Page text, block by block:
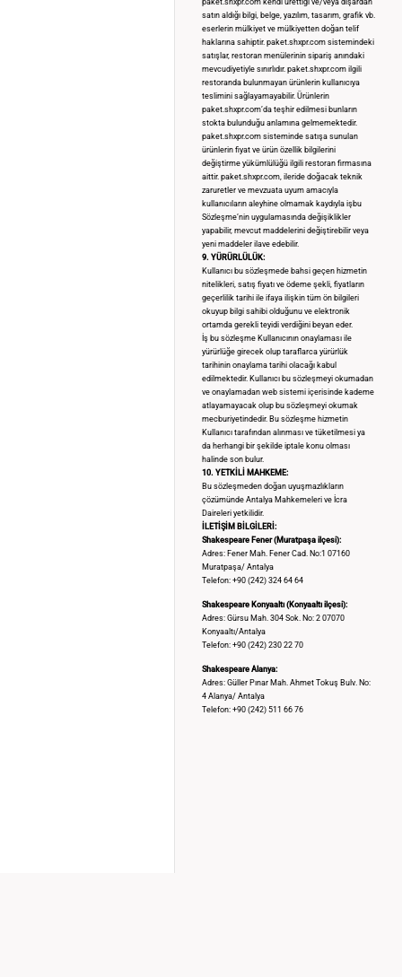
paket.shxpr.com kendi ürettiği ve/veya dışardan
satın aldığı bilgi, belge, yazılım, tasarım, grafik vb.
eserlerin mülkiyet ve mülkiyetten doğan telif
haklarına sahiptir. paket.shxpr.com sistemindeki
satışlar, restoran menülerinin sipariş anındaki
mevcudiyetiyle sınırlıdır. paket.shxpr.com ilgili
restoranda bulunmayan ürünlerin kullanıcıya
teslimini sağlayamayabilir. Ürünlerin
paket.shxpr.com’da teşhir edilmesi bunların
stokta bulunduğu anlamına gelmemektedir.
paket.shxpr.com sisteminde satışa sunulan
ürünlerin fiyat ve ürün özellik bilgilerini
değiştirme yükümlülüğü ilgili restoran firmasına
aittir. paket.shxpr.com, ileride doğacak teknik
zaruretler ve mevzuata uyum amacıyla
kullanıcıların aleyhine olmamak kaydıyla işbu
Sözleşme’nin uygulamasında değişiklikler
yapabilir, mevcut maddelerini değiştirebilir veya
yeni maddeler ilave edebilir.
9. YÜRÜRLÜLÜK:
Kullanıcı bu sözleşmede bahsi geçen hizmetin
nitelikleri, satış fiyatı ve ödeme şekli, fiyatların
geçerlilik tarihi ile ifaya ilişkin tüm ön bilgileri
okuyup bilgi sahibi olduğunu ve elektronik
ortamda gerekli teyidi verdiğini beyan eder.
İş bu sözleşme Kullanıcının onaylaması ile
yürürlüğe girecek olup taraflarca yürürlük
tarihinin onaylama tarihi olacağı kabul
edilmektedir. Kullanıcı bu sözleşmeyi okumadan
ve onaylamadan web sistemi içerisinde kademe
atlayamayacak olup bu sözleşmeyi okumak
mecburiyetindedir. Bu sözleşme hizmetin
Kullanıcı tarafından alınması ve tüketilmesi ya
da herhangi bir şekilde iptale konu olması
halinde son bulur.
10. YETKİLİ MAHKEME:
Bu sözleşmeden doğan uyuşmazlıkların
çözümünde Antalya Mahkemeleri ve İcra
Daireleri yetkilidir.
İLETİŞİM BİLGİLERİ:
Shakespeare Fener (Muratpaşa ilçesi):
Adres: Fener Mah. Fener Cad. No:1 07160
Muratpaşa/ Antalya
Telefon: +90 (242) 324 64 64
Shakespeare Konyaaltı (Konyaaltı ilçesi):
Adres: Gürsu Mah. 304 Sok. No: 2 07070
Konyaaltı/Antalya
Telefon: +90 (242) 230 22 70
Shakespeare Alanya:
Adres: Güller Pınar Mah. Ahmet Tokuş Bulv. No:
4 Alanya/ Antalya
Telefon: +90 (242) 511 66 76